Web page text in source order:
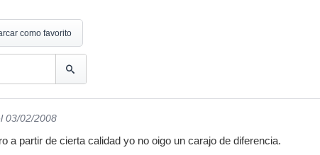
como favorito
03/02/2008
a partir de cierta calidad yo no oigo un carajo de diferencia.